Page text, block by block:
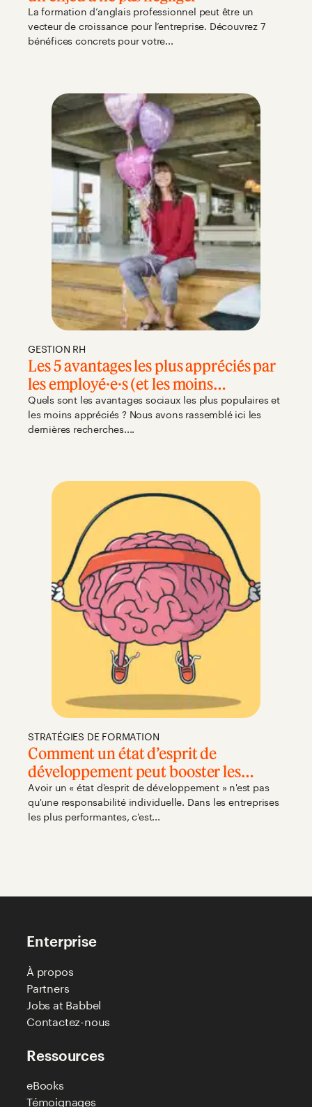
La formation d’anglais professionnel peut être un
vecteur de croissance pour l’entreprise. Découvrez 7
bénéfices concrets pour votre...
GESTION RH
Les 5 avantages les plus appréciés par
les employé·e·s (et les moins
populaires)
Quels sont les avantages sociaux les plus populaires et
les moins appréciés ? Nous avons rassemblé ici les
dernières recherches....
STRATÉGIES DE FORMATION
Comment un état d’esprit de
développement peut booster les
équipes et les talents, et pourquoi tout
commence avec les RH
Avoir un « état d'esprit de développement » n'est pas
qu'une responsabilité individuelle. Dans les entreprises
les plus performantes, c'est...
Enterprise
À propos
Partners
Jobs at Babbel
Contactez-nous
Ressources
eBooks
Témoignages